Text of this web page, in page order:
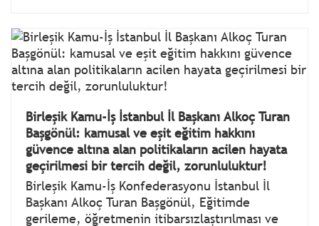
Birleşik Kamu-İş İstanbul İl Başkanı Alkoç Turan
Başgönül: kamusal ve eşit eğitim hakkını
güvence altına alan politikaların acilen hayata
geçirilmesi bir tercih değil, zorunluluktur!
Birleşik Kamu-İş Konfederasyonu İstanbul İl
Başkanı Alkoç Turan Başgönül, Eğitimde
gerileme, öğretmenin itibarsızlaştırılması ve